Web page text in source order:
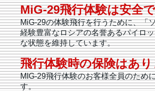
MiG-29飛行体験は安全
MiG-29の体験飛行を行うために、「
経験豊富なロシアの名誉あるパイロ
な状態を維持しています。
飛行体験時の保険はあ
MIG-29飛行体験のお客様全員のため
す。